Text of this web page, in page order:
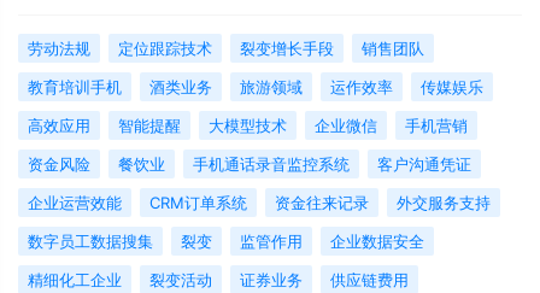
劳动法规 定位跟踪技术 裂变增长手段
销售团队
教育培训手机
酒类业务 旅游领域 运作效率
传媒娱乐
高效应用
智能提醒 大模型技术 企业微信
手机营销
资金风险
餐饮业 手机通话录音监控系统
客户沟通凭证
企业运营效能
CRM订单系统 资金往来记录
外交服务支持
数字员工数据搜集
裂变 监管作用
企业数据安全
精细化工企业
裂变活动 证券业务 供应链费用